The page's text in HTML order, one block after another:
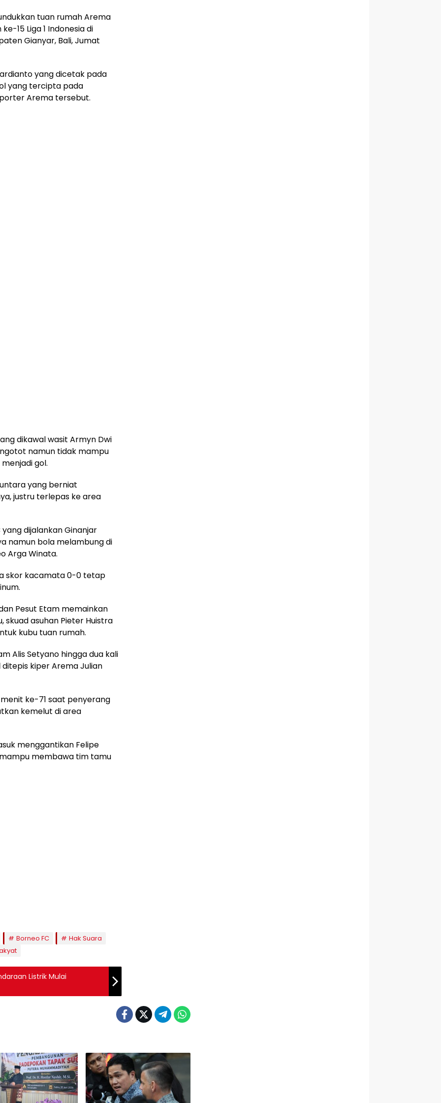
tuan rumah Arema
15 Liga 1 Indonesia di
Gianyar, Bali, Jumat
yang dicetak pada
yang tercipta pada
Arema tersebut.
dikawal wasit Armyn Dwi
namun tidak mampu
gol.
yang berniat
justru terlepas ke area
dijalankan Ginanjar
namun bola melambung di
Arga Winata.
skor kacamata 0-0 tetap
Pesut Etam memainkan
asuhan Pieter Huistra
kubu tuan rumah.
Alis Setyano hingga dua kali
kiper Arema Julian
ke-71 saat penyerang
kemelut di area
menggantikan Felipe
membawa tim tamu
Borneo FC
Hak Suara
Listrik Mulai